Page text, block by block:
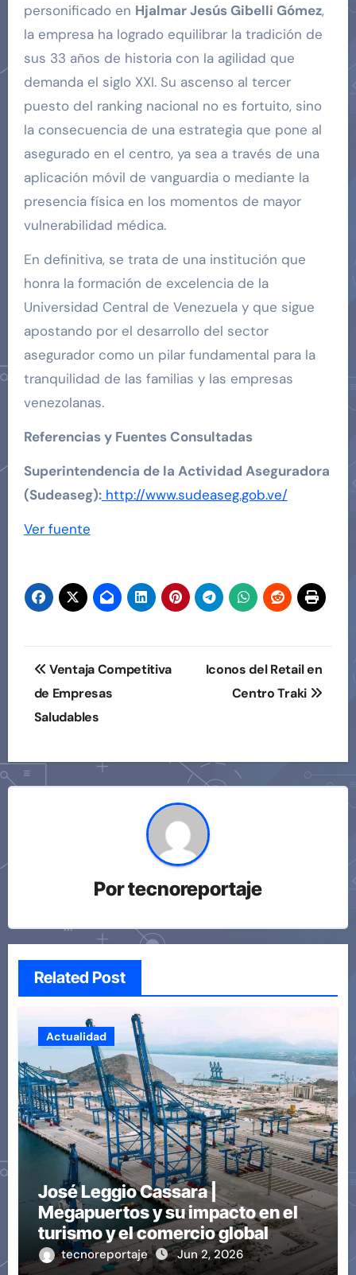
personificado en Hjalmar Jesús Gibelli Gómez,
la empresa ha logrado equilibrar la tradición de
sus 33 años de historia con la agilidad que
demanda el siglo XXI. Su ascenso al tercer
puesto del ranking nacional no es fortuito, sino
la consecuencia de una estrategia que pone al
asegurado en el centro, ya sea a través de una
aplicación móvil de vanguardia o mediante la
presencia física en los momentos de mayor
vulnerabilidad médica.
En definitiva, se trata de una institución que
honra la formación de excelencia de la
Universidad Central de Venezuela y que sigue
apostando por el desarrollo del sector
asegurador como un pilar fundamental para la
tranquilidad de las familias y las empresas
venezolanas.
Referencias y Fuentes Consultadas
Superintendencia de la Actividad Aseguradora
(Sudeaseg):http://www.sudeaseg.gob.ve/
Navegación
entradas
Ver fuente
Navegación
de
entradas
Ventaja Competitiva
de Empresas
Saludables
Iconos del Retail en
Centro Traki
Portecnoreportaje
Related Post
Actualidad
José Leggio Cassara |
Megapuertos y su impacto en el
turismo y el comercio global
tecnoreportaje Jun 2, 2026